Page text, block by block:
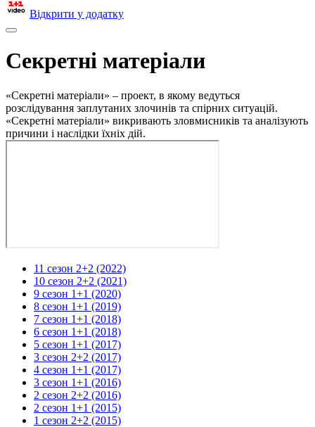
Відкрити у додатку
Секретні матеріали
«Секретні матеріали» – проект, в якому ведуться
розслідування заплутаних злочинів та спірних ситуацій.
«Секретні матеріали» викривають зловмисників та аналізують
причини і наслідки їхніх дій.
11 сезон 2+2 (2022)
10 сезон 2+2 (2021)
9 сезон 1+1 (2020)
8 сезон 1+1 (2019)
7 сезон 1+1 (2018)
6 сезон 1+1 (2018)
5 сезон 1+1 (2017)
3 сезон 2+2 (2017)
4 сезон 1+1 (2017)
3 сезон 1+1 (2016)
2 сезон 2+2 (2016)
2 сезон 1+1 (2015)
1 сезон 2+2 (2015)